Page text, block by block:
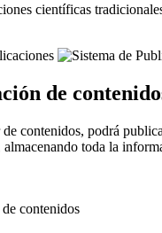
científicas
de
contenidos, podrá
toda la